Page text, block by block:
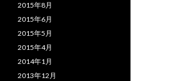
2015年8月
2015年6月
2015年5月
2015年4月
2014年1月
2013年12月